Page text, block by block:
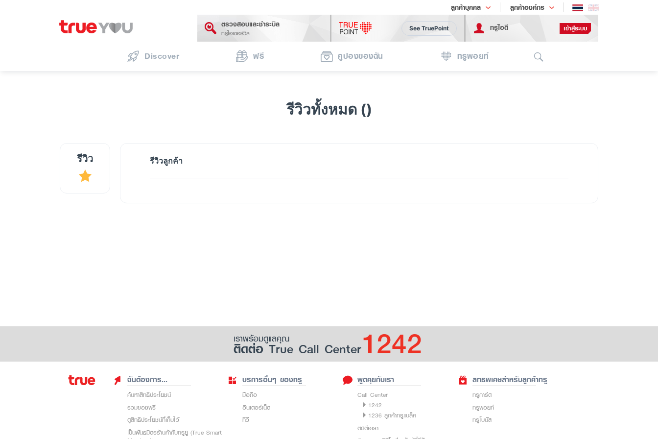
ลูกค้าบุคคล ลูกค้าองค์กร
เทรนด์เทคโนโลยี
ตรวจสอบและชำระบิล
ทรูไอเซอร์วิส
See TruePoint ทรูไอดี เข้าสู่ระบบ
Discover ฟรี คูปองของฉัน ทรูพอยท์
รีวิวทั้งหมด ()
รีวิว รีวิวลูกค้า
เราพร้อมดูแลคุณ
ติดต่อ True Call Center1242
ฉันต้องการ...
ค้นหาสิทธิประโยชน์
รวมของฟรี
ดูสิทธิประโยชน์ที่เก็บไว้
เป็นพันธมิตรร้านค้ากับทรูยู (True Smart
บริการอื่นๆ ของทรู
มือถือ
อินเตอร์เน็ต
ทีวี
พูดคุยกับเรา
Call Center
1242
1236 ลูกค้าทรูแบล็ค
ติดต่อเรา
สิทธิพิเศษสำหรับลูกค้าทรู
ทรูการ์ด
ทรูพอยท์
ทรูโบนัส